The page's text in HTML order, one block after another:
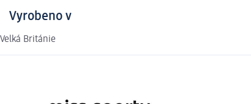
Vyrobeno v
Velká Británie